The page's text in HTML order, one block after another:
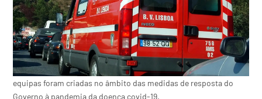
equipas foram criadas no âmbito das medidas de resposta do
Governo à pandemia da doença covid-19.